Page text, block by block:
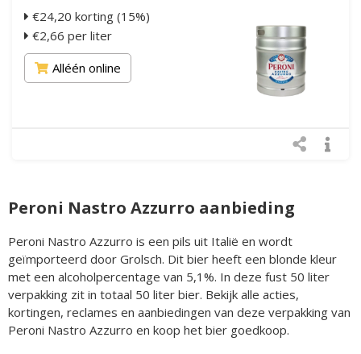
€24,20 korting (15%)
€2,66 per liter
Alléén online
Peroni Nastro Azzurro aanbieding
Peroni Nastro Azzurro is een pils uit Italië en wordt
geïmporteerd door Grolsch. Dit bier heeft een blonde kleur
met een alcoholpercentage van 5,1%. In deze fust 50 liter
verpakking zit in totaal 50 liter bier. Bekijk alle acties,
kortingen, reclames en aanbiedingen van deze verpakking van
Peroni Nastro Azzurro en koop het bier goedkoop.